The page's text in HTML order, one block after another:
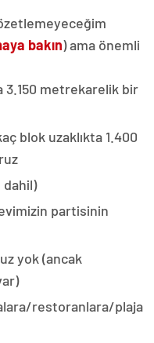
bakın) ama önemli
3.150 metrekarelik bir
blok uzaklıkta 1.400
dahil)
partisinin
yok (ancak
restoranlara/plaja